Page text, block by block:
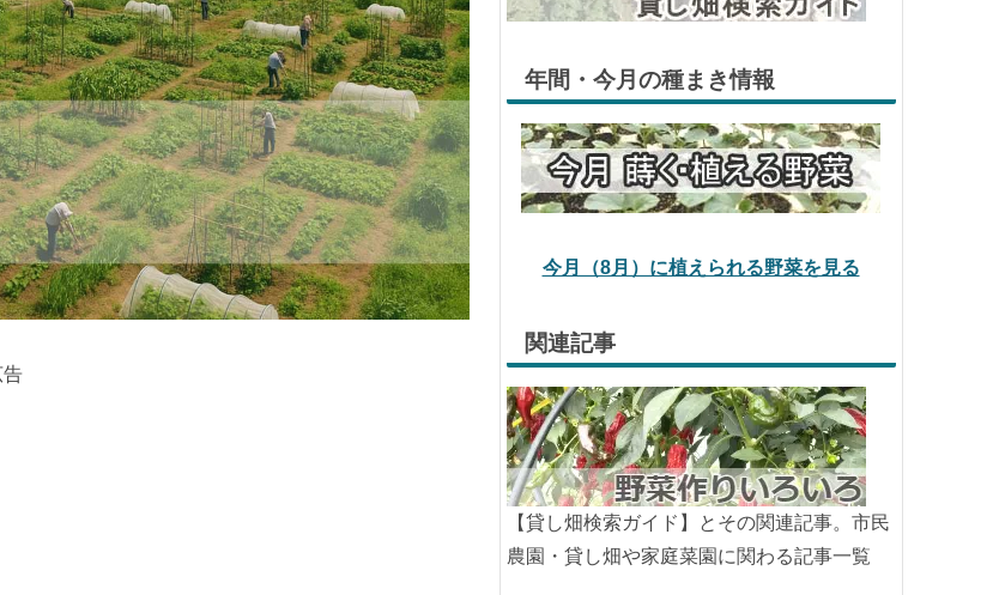
告
年間・今月の種まき情報
今月（8月）に植えられる野菜を見る
関連記事
【貸し畑検索ガイド】とその関連記事。市民
農園・貸し畑や家庭菜園に関わる記事一覧